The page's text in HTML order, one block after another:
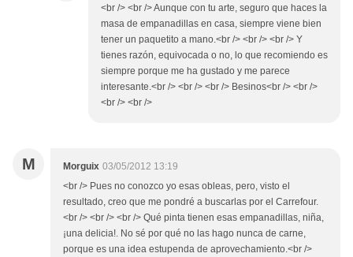
<br /> <br /> Aunque con tu arte, seguro que haces la
masa de empanadillas en casa, siempre viene bien
tener un paquetito a mano.<br /> <br /> <br /> Y
tienes razón, equivocada o no, lo que recomiendo es
siempre porque me ha gustado y me parece
interesante.<br /> <br /> <br /> Besinos<br /> <br />
<br /> <br />
M Morguix 03/05/2012 13:19
<br /> Pues no conozco yo esas obleas, pero, visto el
resultado, creo que me pondré a buscarlas por el Carrefour.
<br /> <br /> <br /> Qué pinta tienen esas empanadillas, niña,
¡una delicia!. No sé por qué no las hago nunca de carne,
porque es una idea estupenda de aprovechamiento.<br />